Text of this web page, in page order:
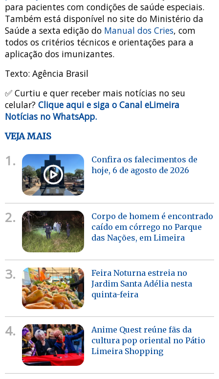
para pacientes com condições de saúde especiais.
Também está disponível no site do Ministério da
Saúde a sexta edição do Manual dos Cries, com
todos os critérios técnicos e orientações para a
aplicação dos imunizantes.
Texto: Agência Brasil
✅ Curtiu e quer receber mais notícias no seu
celular? Clique aqui e siga o Canal eLimeira
Notícias no WhatsApp.
VEJA MAIS
1.
Confira os falecimentos de
hoje, 6 de agosto de 2026
2.
Corpo de homem é encontrado
caído em córrego no Parque
das Nações, em Limeira
3.
Feira Noturna estreia no
Jardim Santa Adélia nesta
quinta-feira
4.
Anime Quest reúne fãs da
cultura pop oriental no Pátio
Limeira Shopping